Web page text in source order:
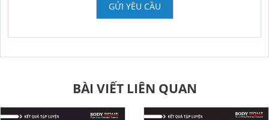
GỬI YÊU CẦU
BÀI VIẾT LIÊN QUAN